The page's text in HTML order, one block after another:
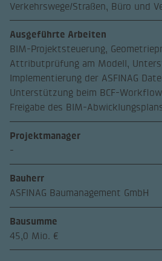
Verkehrswege/Straßen, Büro und
Ausgeführte Arbeiten
BIM-Projektsteuerung,
Attributprüfung am Modell,
Implementierung der ASFINAG
Unterstützung beim BCF-
Freigabe des BIM-
Projektmanager
-
Bauherr
ASFINAG Baumanagement GmbH
Bausumme
45,0 Mio. €